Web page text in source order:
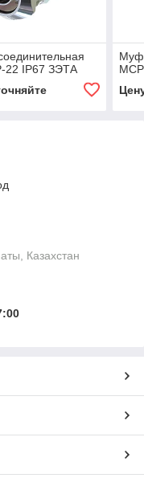
IP67 ЗЭТА
Казахстан